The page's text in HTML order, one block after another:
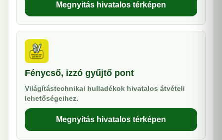
Megnyitás hivatalos térképen
Fénycső, izzó gyűjtő pont
Világítástechnikai hulladékok hivatalos átvételi
lehetőségeihez.
Megnyitás hivatalos térképen